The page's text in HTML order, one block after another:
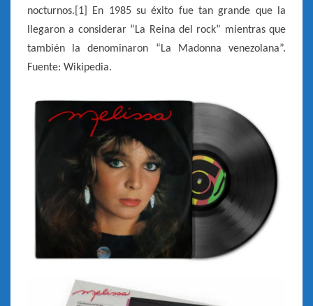
nocturnos.[1]​ En 1985 su éxito fue tan grande que la
llegaron a considerar “La Reina del rock” mientras que
también la denominaron “La Madonna venezolana”.
Fuente: Wikipedia.